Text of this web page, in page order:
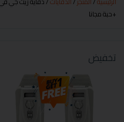
+حبة مجانا
تخفيض